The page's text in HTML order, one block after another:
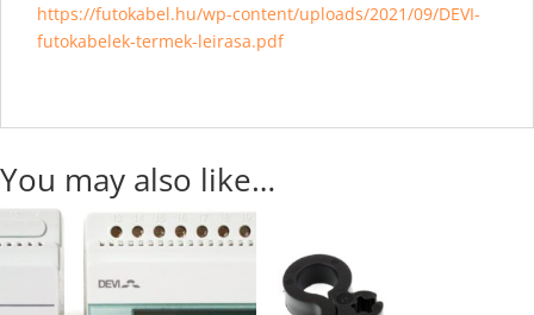
https://futokabel.hu/wp-content/uploads/2021/09/DEVI-
futokabelek-termek-leirasa.pdf
You may also like…